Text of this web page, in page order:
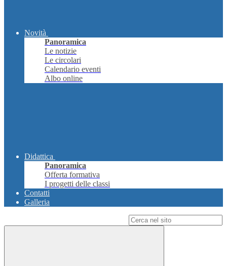
Novità
Panoramica
Le notizie
Le circolari
Calendario eventi
Albo online
Didattica
Panoramica
Offerta formativa
I progetti delle classi
Contatti
Galleria